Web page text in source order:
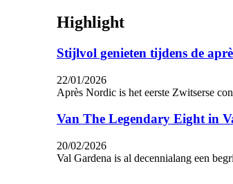
Highlight
Stijlvol genieten tijdens de
22/01/2026
Après Nordic is het eerste Zwitserse
Van The Legendary Eight in
20/02/2026
Val Gardena is al decennialang een